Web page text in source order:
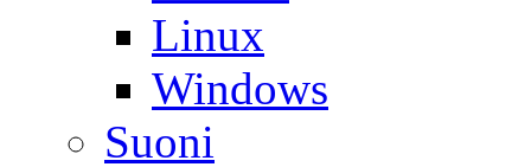
Linux
Windows
Suoni